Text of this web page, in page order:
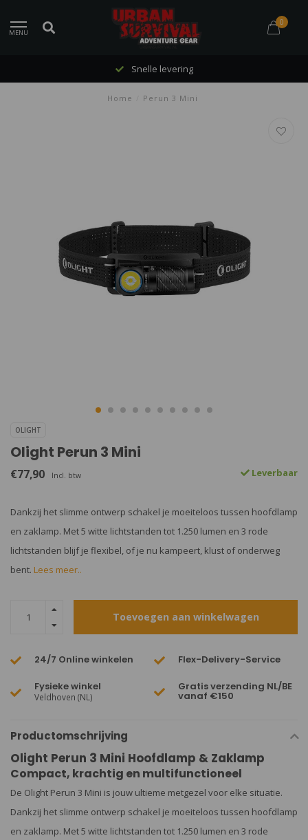
MENU
0
Snelle levering
Home Perun 3 Mini
OLIGHT
Olight Perun 3 Mini
€77,90 Incl. btw Leverbaar
Dankzij het slimme ontwerp schakel je moeiteloos tussen hoofdlamp
en zaklamp. Met 5 witte lichtstanden tot 1.250 lumen en 3 rode
lichtstanden blijf je flexibel, of je nu kampeert, klust of onderweg
bent. Lees meer..
Toevoegen aan winkelwagen
24/7 Online winkelen Flex-Delivery-Service
Fysieke winkel
Veldhoven (NL)
Gratis verzending NL/BE
vanaf €150
Productomschrijving
Olight Perun 3 Mini Hoofdlamp & Zaklamp
Compact, krachtig en multifunctioneel
De Olight Perun 3 Mini is jouw ultieme metgezel voor elke situatie.
Dankzij het slimme ontwerp schakel je moeiteloos tussen hoofdlamp
en zaklamp. Met 5 witte lichtstanden tot 1.250 lumen en 3 rode